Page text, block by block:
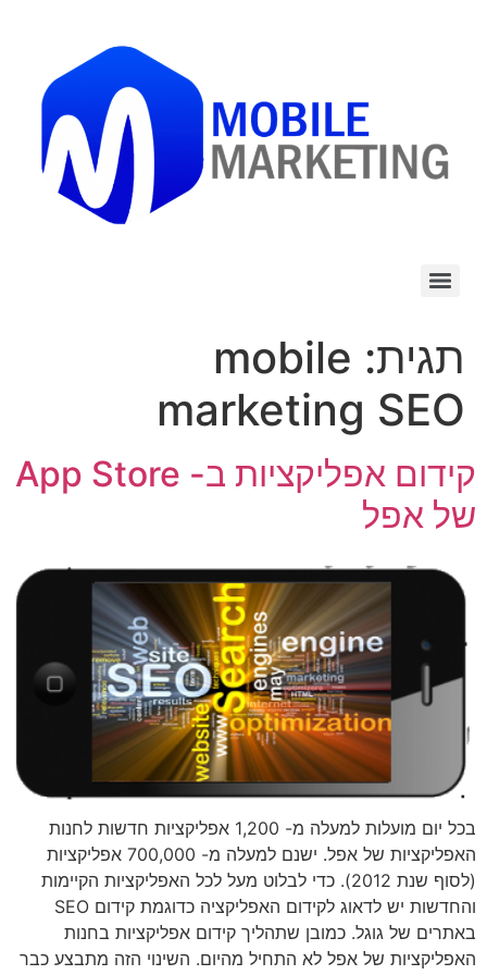
תגית: mobile
marketing SEO
קידום אפליקציות ב- App Store
של אפל
בכל יום מועלות למעלה מ- 1,200 אפליקציות חדשות לחנות
האפליקציות של אפל. ישנם למעלה מ- 700,000 אפליקציות
(לסוף שנת 2012). כדי לבלוט מעל לכל האפליקציות הקיימות
והחדשות יש לדאוג לקידום האפליקציה כדוגמת קידום SEO
באתרים של גוגל. כמובן שתהליך קידום אפליקציות בחנות
האפליקציות של אפל לא התחיל מהיום. השינוי הזה מתבצע כבר